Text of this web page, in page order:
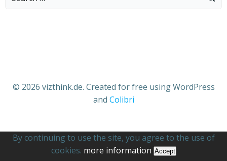
© 2026 vizthink.de. Created for free using WordPress
and Colibri
By continuing to use the site, you agree to the use of
cookies. more information Accept